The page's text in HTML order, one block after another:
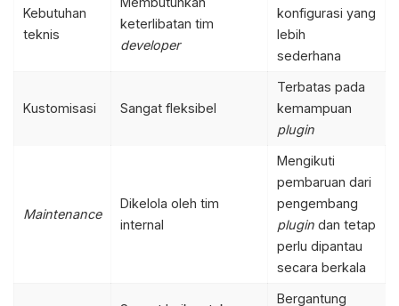
Kebutuhan
teknis
keterlibatan tim
developer
konfigurasi yang
lebih
sederhana
Kustomisasi Sangat fleksibel
Terbatas pada
kemampuan
plugin
Maintenance
Dikelola oleh tim
internal
Mengikuti
pembaruan dari
pengembang
plugin dan tetap
perlu dipantau
secara berkala
Bergantung